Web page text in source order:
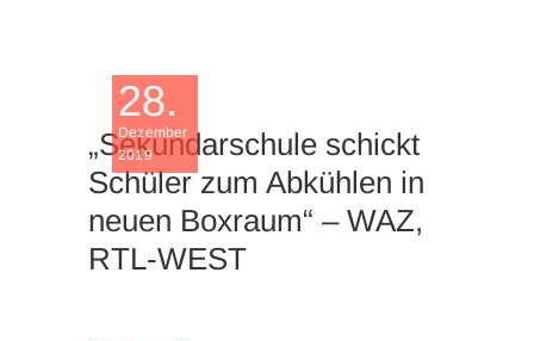
28.
Dezember
2019
„Sekundarschule schickt
Schüler zum Abkühlen in
neuen Boxraum“ – WAZ,
RTL-WEST